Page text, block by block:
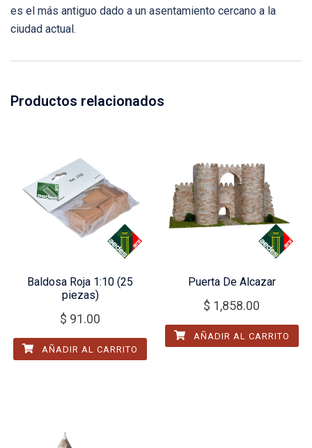
es el más antiguo dado a un asentamiento cercano a la
ciudad actual.
Productos relacionados
Baldosa Roja 1:10 (25
piezas)
$ 91.00
AÑADIR AL CARRITO
Puerta De Alcazar
$ 1,858.00
AÑADIR AL CARRITO